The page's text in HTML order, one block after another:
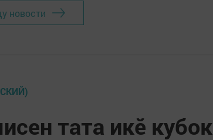
новости
тата икӗ кубок